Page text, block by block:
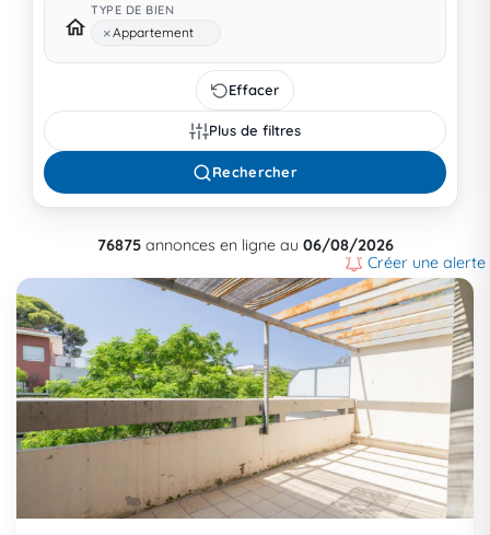
TYPE DE BIEN
×Appartement
Effacer
Plus de filtres
Rechercher
76875annonces en ligne au 06/08/2026
Créer une alerte